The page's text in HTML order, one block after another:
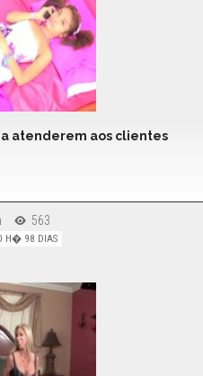
atenderem aos clientes
563
H� 98 DIAS